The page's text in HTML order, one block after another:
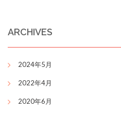
ARCHIVES
2024年5月
2022年4月
2020年6月